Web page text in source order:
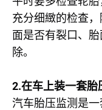
充分细緻的检查
面是否有裂口、
除。
2.在车上装一套胎
汽车胎压监测是